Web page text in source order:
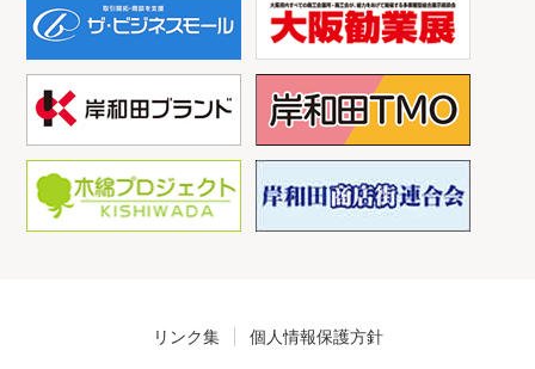
リンク集 個人情報保護方針